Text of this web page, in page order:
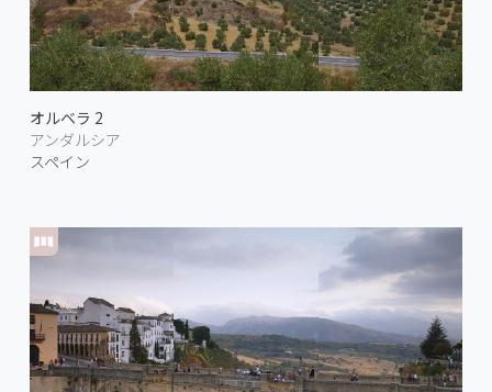
オルベラ 2
アンダルシア
スペイン